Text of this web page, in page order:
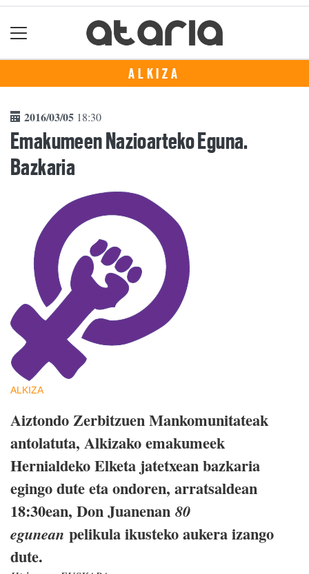
ALKIZA
2016/03/05 18:30
Emakumeen Nazioarteko Eguna.
Bazkaria
ALKIZA
Aiztondo Zerbitzuen Mankomunitateak
antolatuta, Alkizako emakumeek
Hernialdeko Elketa jatetxean bazkaria
egingo dute eta ondoren, arratsaldean
18:30ean, Don Juanenan 80
egunean pelikula ikusteko aukera izango
dute.